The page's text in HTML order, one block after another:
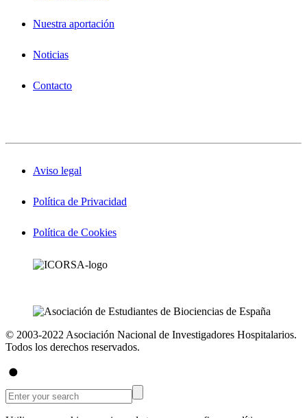
Nuestra aportación
Noticias
Contacto
Aviso legal
Política de Privacidad
Política de Cookies
© 2003-2022 Asociación Nacional de Investigadores Hospitalarios.
Todos los derechos reservados.